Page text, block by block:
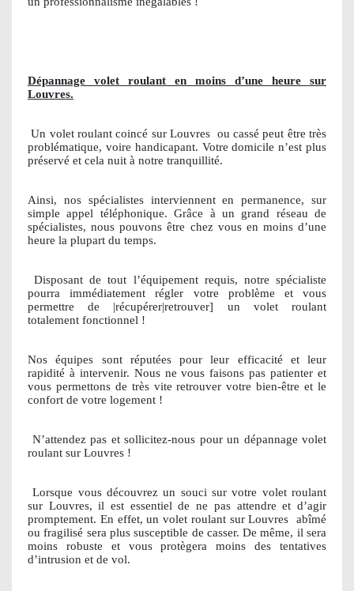
Dépannage volet roulant en moins d’une heure sur
Louvres.
Un volet roulant coincé sur Louvres ou cassé peut être très
problématique, voire handicapant. Votre domicile n’est plus
préservé et cela nuit à notre tranquillité.
Ainsi, nos spécialistes interviennent en permanence, sur
simple appel téléphonique. Grâce à un grand réseau de
spécialistes, nous pouvons être chez vous en moins d’une
heure la plupart du temps.
Disposant de tout l’équipement requis, notre spécialiste
pourra immédiatement régler votre problème et vous
permettre de |récupérer|retrouver] un volet roulant
totalement fonctionnel !
Nos équipes sont réputées pour leur efficacité et leur
rapidité à intervenir. Nous ne vous faisons pas patienter et
vous permettons de très vite retrouver votre bien-être et le
confort de votre logement !
N’attendez pas et sollicitez-nous pour un dépannage volet
roulant sur Louvres !
Lorsque vous découvrez un souci sur votre volet roulant
sur Louvres, il est essentiel de ne pas attendre et d’agir
promptement. En effet, un volet roulant sur Louvres
abîmé
ou fragilisé sera plus susceptible de casser. De même, il sera
moins robuste et vous protègera moins des tentatives
d’intrusion et de vol.